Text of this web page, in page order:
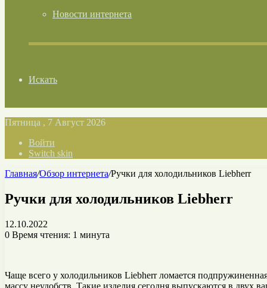
Новости интернета
Искать
Пятница , 7 Август 2026
Войти
Switch skin
Главная/Обзор интернета/Ручки для холодильников Liebherr
Ручки для холодильников Liebherr
12.10.2022
0 Время чтения: 1 минута
Чаще всего у холодильников Liebherr ломается
массу неудобств. Такие изделия сегодня выпускаются в двух